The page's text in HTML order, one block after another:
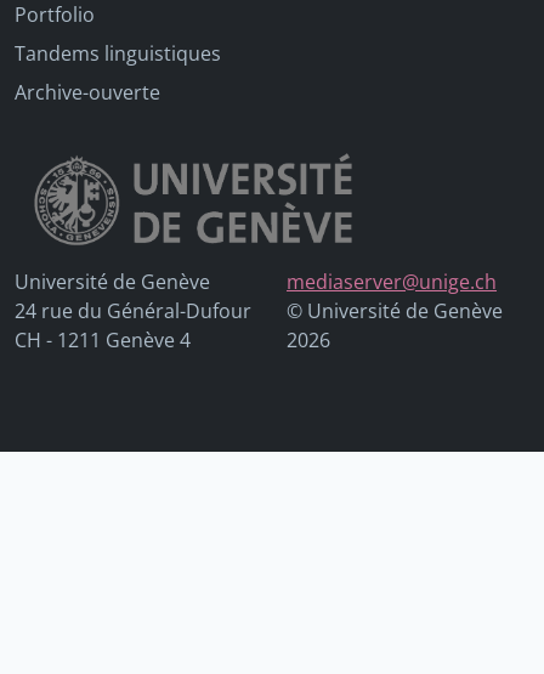
Portfolio
Tandems linguistiques
Archive-ouverte
Université de Genève
24 rue du Général-Dufour
CH - 1211 Genève 4
mediaserver@unige.ch
© Université de Genève
2026